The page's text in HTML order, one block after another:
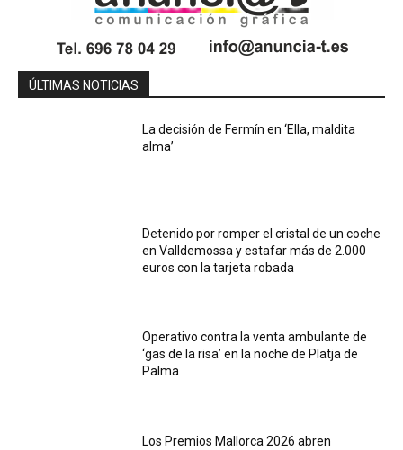
ÚLTIMAS NOTICIAS
La decisión de Fermín en ‘Ella, maldita
alma’
Detenido por romper el cristal de un coche
en Valldemossa y estafar más de 2.000
euros con la tarjeta robada
Operativo contra la venta ambulante de
‘gas de la risa’ en la noche de Platja de
Palma
Los Premios Mallorca 2026 abren